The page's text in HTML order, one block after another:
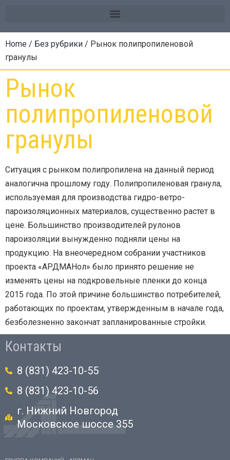
Home / Без рубрики / Рынок полипропиленовой
гранулы
Рынок
полипропиленовой
гранулы
Ситуация с рынком полипропилена на данный период
аналогична прошлому году. Полипропиленовая гранула,
используемая для производства гидро-ветро-
пароизоляционных материалов, существенно растет в
цене. Большинство производителей рулонов
пароизоляции вынужденно подняли цены на
продукцию. На внеочередном собрании участников
проекта «АРДМАНол» было принято решение не
изменять цены на подкровельные пленки до конца
2015 года. По этой причине большинство потребителей,
работающих по проектам, утвержденным в начале года,
безболезненно закончат запланированные стройки.
Контакты
8 (831) 423-10-55
8 (831) 423-10-56
г. Нижний Новгород
Московское шоссе 355